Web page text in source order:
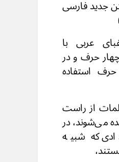
جدید فارسی
عربی با
حرفو در
۳۲ حرف استفاده
از راست
می‌شوند،در
که شبیه